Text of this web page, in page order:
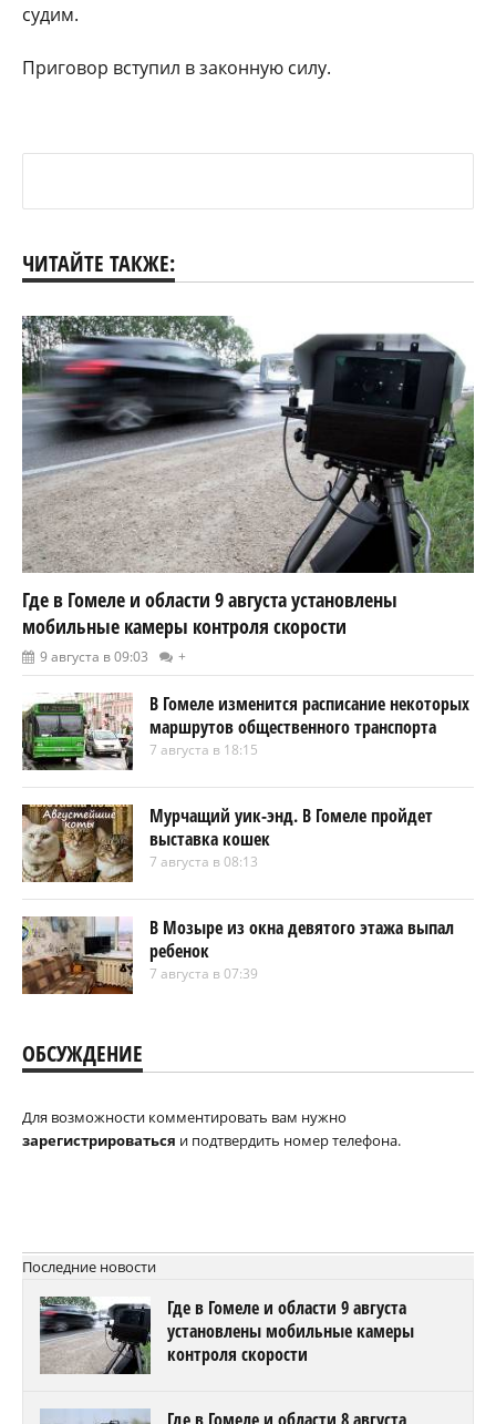
судим.
Приговор вступил в законную силу.
ЧИТАЙТЕ ТАКЖЕ:
Где в Гомеле и области 9 августа установлены
мобильные камеры контроля скорости
9 августа в 09:03 +
В Гомеле изменится расписание некоторых
маршрутов общественного транспорта
7 августа в 18:15
Мурчащий уик-энд. В Гомеле пройдет
выставка кошек
7 августа в 08:13
В Мозыре из окна девятого этажа выпал
ребенок
7 августа в 07:39
ОБСУЖДЕНИЕ
Для возможности комментировать вам нужно
зарегистрироваться и подтвердить номер телефона.
Последние новости
Где в Гомеле и области 9 августа
установлены мобильные камеры
контроля скорости